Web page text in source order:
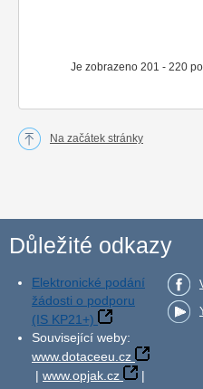
Je zobrazeno 201 - 220
Na začátek stránky
Důležité odkazy
Elektronické podání
žádosti o podporu
(IS KP21+)
Související weby:
www.dotaceeu.cz
| www.opjak.cz
|